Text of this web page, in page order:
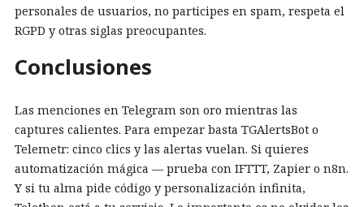
personales de usuarios, no participes en spam, respeta el
RGPD y otras siglas preocupantes.
Conclusiones
Las menciones en Telegram son oro mientras las
captures calientes. Para empezar basta TGAlertsBot o
Telemetr: cinco clics y las alertas vuelan. Si quieres
automatización mágica — prueba con IFTTT, Zapier o n8n.
Y si tu alma pide código y personalización infinita,